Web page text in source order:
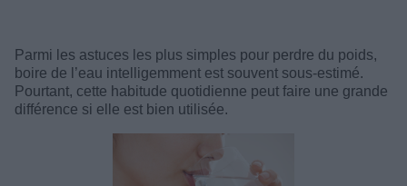
Parmi les astuces les plus simples pour perdre du poids,
boire de l’eau intelligemment est souvent sous-estimé.
Pourtant, cette habitude quotidienne peut faire une grande
différence si elle est bien utilisée.